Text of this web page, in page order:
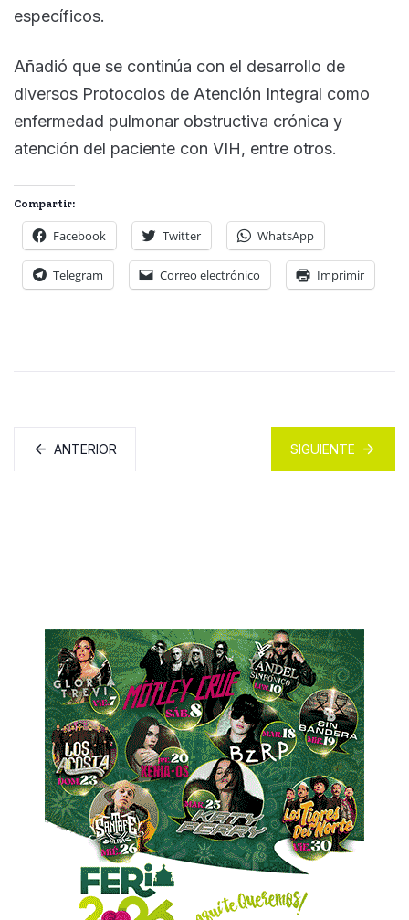
específicos.
Añadió que se continúa con el desarrollo de
diversos Protocolos de Atención Integral como
enfermedad pulmonar obstructiva crónica y
atención del paciente con VIH, entre otros.
Compartir:
Facebook Twitter WhatsApp
Telegram Correo electrónico Imprimir
ANTERIOR SIGUIENTE